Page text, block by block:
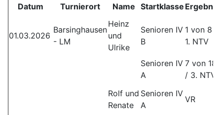
Datum Turnierort Name Startklasse Ergebnis
01.03.2026
Barsinghausen
- LM
Heinz
und
Ulrike
Senioren IV
B
1 von 8 /
1. NTV
Senioren IV
A
7 von 18
/ 3. NTV
Rolf und
Renate
Senioren IV
A
VR